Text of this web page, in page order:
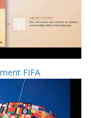
FIFA